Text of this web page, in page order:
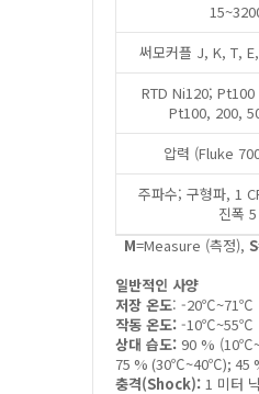
써모커플 J, K, T,
RTD Ni120;
Pt100, 200,
압력 (Fluke
주파수; 구형파, 1
진폭
M=Measure (측정), S
일반적인 사양
저장 온도: -20℃~71℃
작동 온도: -10℃~55℃
상대 습도: 90 %
75 % (30℃~40℃);
충격(Shock): 1 미터